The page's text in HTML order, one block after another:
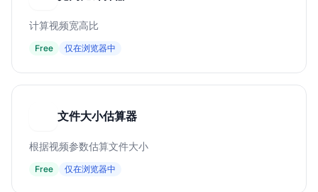
计算视频宽高比
Free 仅在浏览器中
文件大小估算器
根据视频参数估算文件大小
Free 仅在浏览器中